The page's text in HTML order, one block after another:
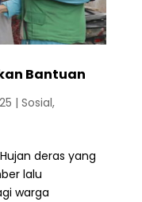
Bantuan
| Sosial,
deras yang
lalu
warga